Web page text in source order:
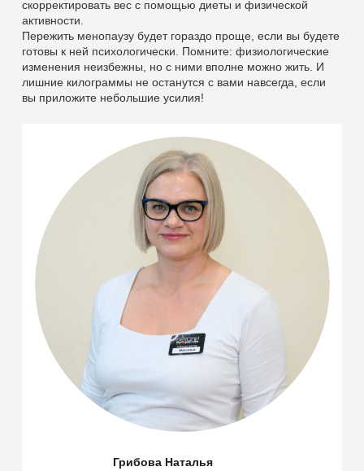
скорректировать вес с помощью диеты и физической
активности.
Пережить менопаузу будет гораздо проще, если вы будете
готовы к ней психологически. Помните: физиологические
изменения неизбежны, но с ними вполне можно жить. И
лишние килограммы не останутся с вами навсегда, если
вы приложите небольшие усилия!
Грибова Наталья